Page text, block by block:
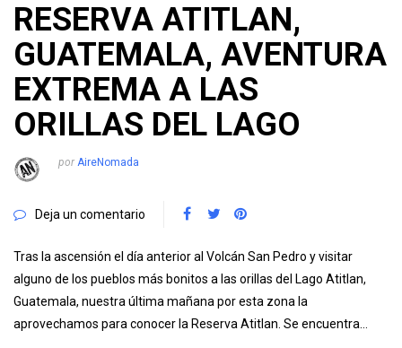
RESERVA ATITLAN,
GUATEMALA, AVENTURA
EXTREMA A LAS
ORILLAS DEL LAGO
por AireNomada
Deja un comentario
Tras la ascensión el día anterior al Volcán San Pedro y visitar
alguno de los pueblos más bonitos a las orillas del Lago Atitlan,
Guatemala, nuestra última mañana por esta zona la
aprovechamos para conocer la Reserva Atitlan. Se encuentra…